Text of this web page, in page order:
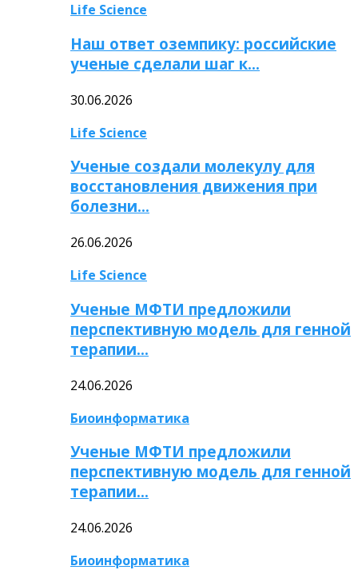
Life Science
Наш ответ оземпику: российские
ученые сделали шаг к…
30.06.2026
Life Science
Ученые создали молекулу для
восстановления движения при
болезни…
26.06.2026
Life Science
Ученые МФТИ предложили
перспективную модель для генной
терапии…
24.06.2026
Биоинформатика
Ученые МФТИ предложили
перспективную модель для генной
терапии…
24.06.2026
Биоинформатика